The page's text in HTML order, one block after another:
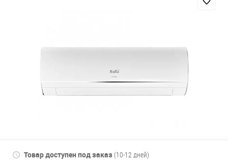
Товар доступен под заказ (10-12 дней)